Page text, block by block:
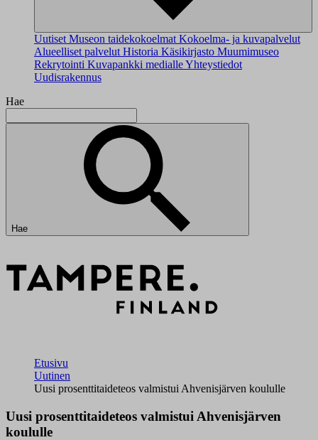
Uutiset Museon taidekokoelmat Kokoelma- ja kuvapalvelut
Alueelliset palvelut Historia Käsikirjasto Muumimuseo
Rekrytointi Kuvapankki medialleYhteystiedot
Uudisrakennus
Hae
Hae
Etusivu
Uutinen
Uusi prosenttitaideteos valmistui Ahvenisjärven koululle
Uusi prosenttitaideteos valmistui Ahvenisjärven
koululle